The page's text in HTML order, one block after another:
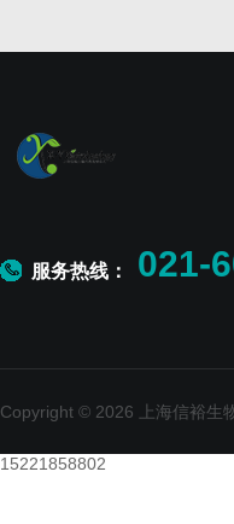
服务热线： 021-
Copyright © 2026 上海信裕生
15221858802